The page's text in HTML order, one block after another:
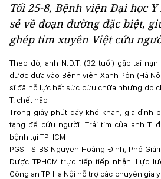
Tối 25-8, Bệnh viện Đại học Y
sẻ về đoạn đường đặc biệt,
ghép tim xuyên Việt cứu
Theo đó, anh N.Đ.T. (32 tuổi) gặp tai
được đưa vào Bệnh viện Xanh Pôn (Hà
sĩ đã nỗ lực hết sức cứu chữa nhưng do
T. chết não
Trong giây phút đầy khó khăn, gia đình
tạng để cứu người. Trái tim của anh T.
bệnh tại TPHCM
PGS-TS-BS Nguyễn Hoàng Định, Phó
Dược TPHCM trực tiếp tiếp nhận. Lực
Công an TP Hà Nội hỗ trợ các chuyên gia